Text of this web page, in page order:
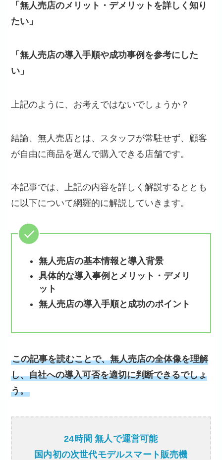
「無人売店のメリット・デメリットを詳しく知り
たい」
「無人売店の導入手順や成功事例を参考にした
い」
上記のように、お考えではないでしょうか？
結論、無人売店とは、スタッフが常駐せず、顧客
が自由に商品を選んで購入できる店舗です。
本記事では、上記の内容を詳しく解説するととも
に以下について網羅的に解説していきます。
無人売店の基本情報と導入背景
具体的な導入事例とメリット・デメリ
ット
無人売店の導入手順と成功のポイント
この記事を読むことで、無人売店の全体像を理解
し、自社への導入可否を適切に判断できるでしょ
う。
24時間 無人で運営可能
国内初の次世代モデルスマート販売機